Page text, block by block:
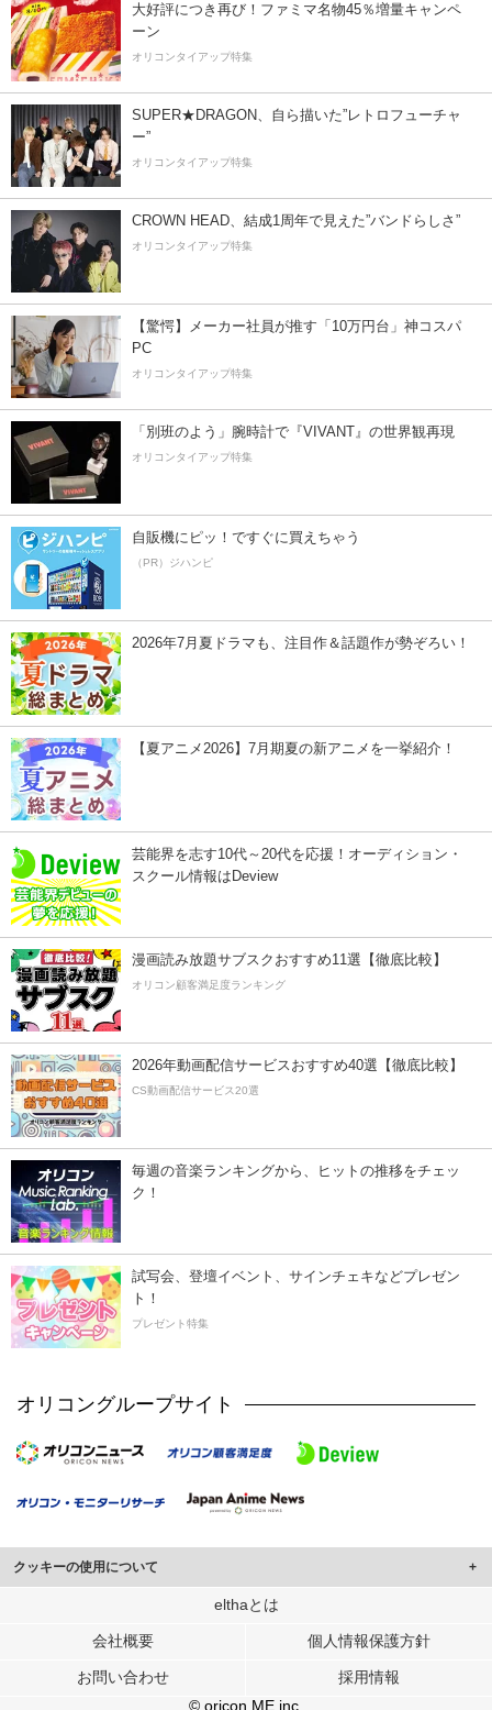
大好評につき再び！ファミマ名物45％増量キャンペ
ーン
オリコンタイアップ特集
SUPER★DRAGON、自ら描いた”レトロフューチャ
ー”
オリコンタイアップ特集
CROWN HEAD、結成1周年で見えた”バンドらしさ”
オリコンタイアップ特集
【驚愕】メーカー社員が推す「10万円台」神コスパ
PC
オリコンタイアップ特集
「別班のよう」腕時計で『VIVANT』の世界観再現
オリコンタイアップ特集
自販機にピッ！ですぐに買えちゃう
（PR）ジハンピ
2026年7月夏ドラマも、注目作＆話題作が勢ぞろい！
【夏アニメ2026】7月期夏の新アニメを一挙紹介！
芸能界を志す10代～20代を応援！オーディション・
スクール情報はDeview
漫画読み放題サブスクおすすめ11選【徹底比較】
オリコン顧客満足度ランキング
2026年動画配信サービスおすすめ40選【徹底比較】
CS動画配信サービス20選
毎週の音楽ランキングから、ヒットの推移をチェッ
ク！
試写会、登壇イベント、サインチェキなどプレゼン
ト！
プレゼント特集
オリコングループサイト
クッキーの使用について
このサイトでは Cookie を使用して、ユーザーに合わせたコンテンツや広告の
行っています。
メディアや広告配信、データ解析の各パートナーに提供しています。
各パートナーは、この情報とユーザーが各パートナーに提供した他の情報や、
elthaとは
会社概要 個人情報保護方針
お問い合わせ
採用情報
© oricon ME inc.